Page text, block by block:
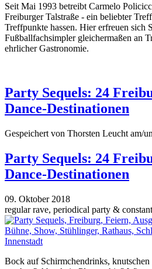
Seit Mai 1993 betreibt Carmelo
Freiburger Talstraße - ein beliebter
Treffpunkte hassen. Hier erfreuen sich
Fußballfachsimpler gleichermaßen an
ehrlicher Gastronomie.
Party Sequels: 24
Dance-Destinationen
Gespeichert von Thorsten Leucht am/
Party Sequels: 24
Dance-Destinationen
09. Oktober 2018
regular rave, periodical party &
Bock auf Schirmchendrinks, knutschen